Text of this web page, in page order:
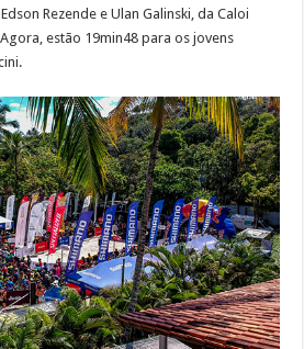
Rezende e Ulan Galinski, da Caloi
estão 19min48 para os jovens